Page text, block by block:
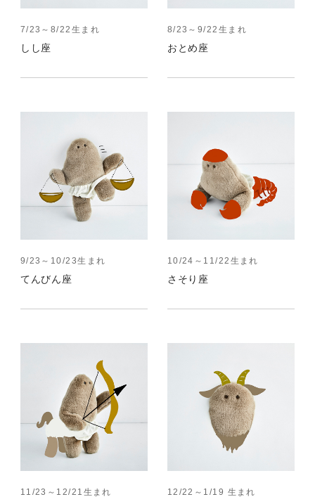
7/23～8/22生まれ
しし座
8/23～9/22生まれ
おとめ座
9/23～10/23生まれ
てんびん座
10/24～11/22生まれ
さそり座
11/23～12/21生まれ 12/22～1/19 生まれ